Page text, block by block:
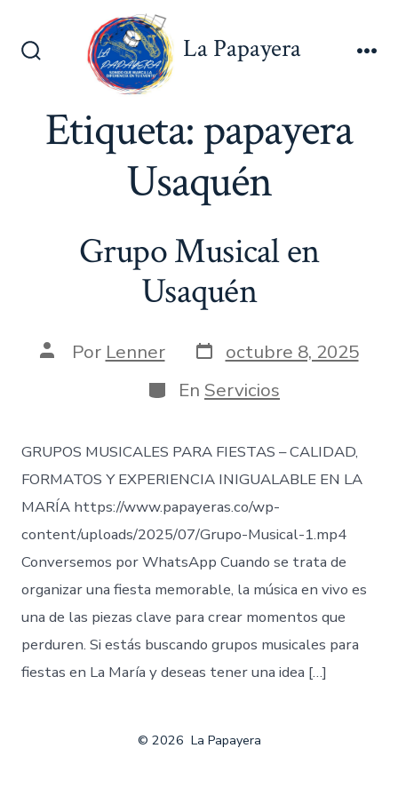
Alternar
La Papayera
Etiqueta:papayera
Usaquén
Grupo Musical en
Usaquén
AutorPor Lenner Fecha
de
publicación
octubre 8, 2025
Categorías
En Servicios
GRUPOS MUSICALES PARA FIESTAS – CALIDAD,
FORMATOS Y EXPERIENCIA INIGUALABLE EN LA
MARÍA https://www.papayeras.co/wp-
content/uploads/2025/07/Grupo-Musical-1.mp4
Conversemos por WhatsApp Cuando se trata de
organizar una fiesta memorable, la música en vivo es
una de las piezas clave para crear momentos que
perduren. Si estás buscando grupos musicales para
fiestas en La María y deseas tener una idea […]
© 2026 La Papayera